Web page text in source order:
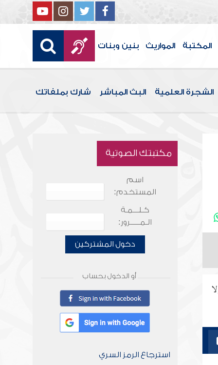
المكتبة المواريث بنين وبنات
الشجرة العلمية البث المباشر شارك بملفاتك
مكتبتك الصوتية
اسم
المستخدم:
كـلـــمـة
الـمـــــرور:
دخول المشتركين
أو الدخول بحساب
استرجاع الرمز السري